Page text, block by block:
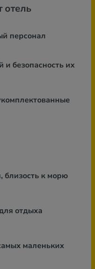
отель
персонал
и безопасность их
близость к морю
отдыха
маленьких